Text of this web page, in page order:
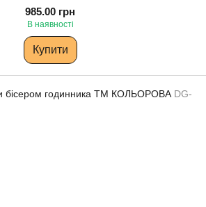
985.00 грн
В наявності
Купити